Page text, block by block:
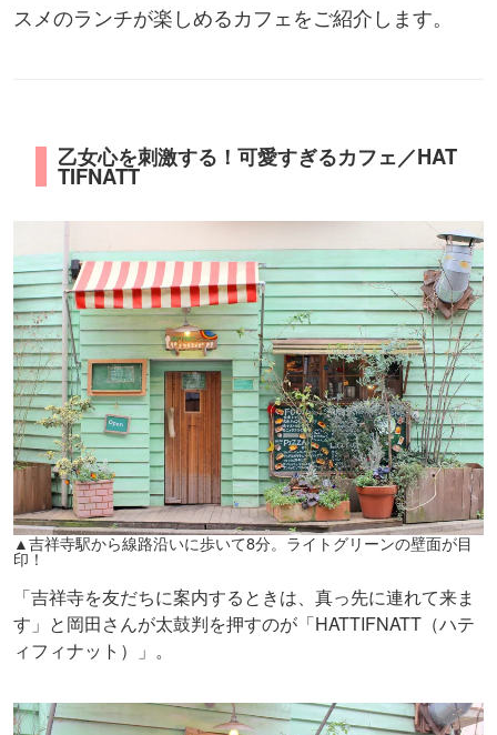
スメのランチが楽しめるカフェをご紹介します。
乙女心を刺激する！可愛すぎるカフェ／HAT
TIFNATT
▲吉祥寺駅から線路沿いに歩いて8分。ライトグリーンの壁面が目
印！
「吉祥寺を友だちに案内するときは、真っ先に連れて来ま
す」と岡田さんが太鼓判を押すのが「HATTIFNATT（ハテ
ィフィナット）」。